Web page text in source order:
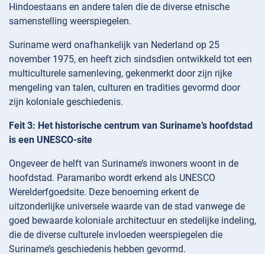
Hindoestaans en andere talen die de diverse etnische
samenstelling weerspiegelen.
Suriname werd onafhankelijk van Nederland op 25
november 1975, en heeft zich sindsdien ontwikkeld tot een
multiculturele samenleving, gekenmerkt door zijn rijke
mengeling van talen, culturen en tradities gevormd door
zijn koloniale geschiedenis.
Feit 3: Het historische centrum van Suriname’s hoofdstad
is een UNESCO-site
Ongeveer de helft van Suriname’s inwoners woont in de
hoofdstad. Paramaribo wordt erkend als UNESCO
Werelderfgoedsite. Deze benoeming erkent de
uitzonderlijke universele waarde van de stad vanwege de
goed bewaarde koloniale architectuur en stedelijke indeling,
die de diverse culturele invloeden weerspiegelen die
Suriname’s geschiedenis hebben gevormd.